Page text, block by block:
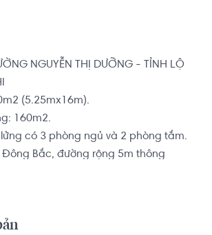
NGUYỄN THỊ DƯỠNG - TỈNH LỘ
(5.25mx16m).
160m2.
có 3 phòng ngủ và 2 phòng tắm.
Bắc, đường rộng 5m thông